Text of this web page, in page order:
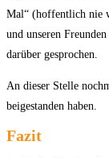
Mal“ (hoffentlich nie
und unseren Freunden
darüber gesprochen.
An dieser Stelle
beigestanden haben.
Fazit